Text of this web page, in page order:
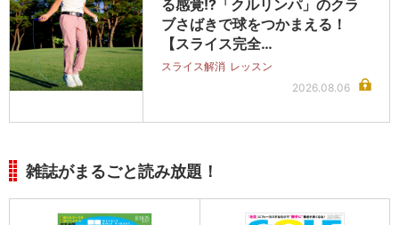
る感覚!?「クルリンパ」のクラ
ブさばきで球をつかまえる！
【スライス完全…
スライス解消 レッスン
2026.08.06
雑誌がまるごと読み放題！